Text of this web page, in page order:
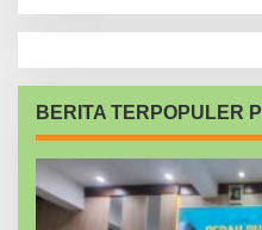
BERITA TERPOPULER